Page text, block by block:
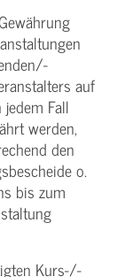
auf
Fall
werden,
den
o.
bis zum
Kurs-/­